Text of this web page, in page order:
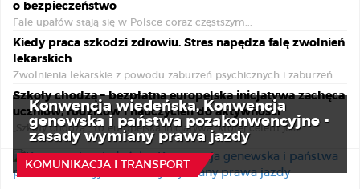
o bezpieczeństwo
Fale upałów stają się w Polsce coraz częstszym...
Kiedy praca szkodzi zdrowiu. Stres napędza falę zwolnień
lekarskich
Zwolnienia lekarskie z powodu zaburzeń psychicznych i zaburzeń...
Szkoły chodzą – bezpłatna europejska inicjatywa zachęca
uczniów, rodziców i nauczycieli do aktywności
„Szkoły chodzą”, to europejska inicjatywa, której celem jest...
KOMUNIKACJA I TRANSPORT
Konwencja wiedeńska, Konwencja
genewska i państwa pozakonwencyjne -
zasady wymiany prawa jazdy
8 Sierpnia 2026